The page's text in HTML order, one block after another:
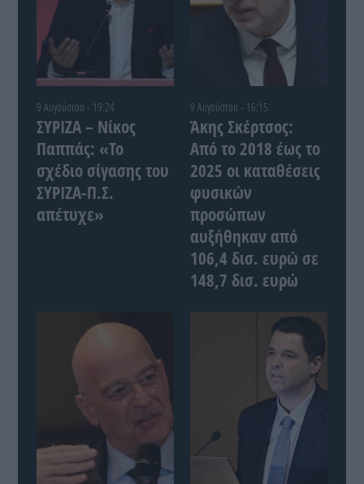
9 Αυγούστου - 19:24
ΣΥΡΙΖΑ – Νίκος
Παππάς: «Το
σχέδιο σίγασης του
ΣΥΡΙΖΑ-Π.Σ.
απέτυχε»
9 Αυγούστου - 16:15
Άκης Σκέρτσος:
Από το 2018 έως το
2025 οι καταθέσεις
φυσικών
προσώπων
αυξήθηκαν από
106,4 δισ. ευρώ σε
148,7 δισ. ευρώ